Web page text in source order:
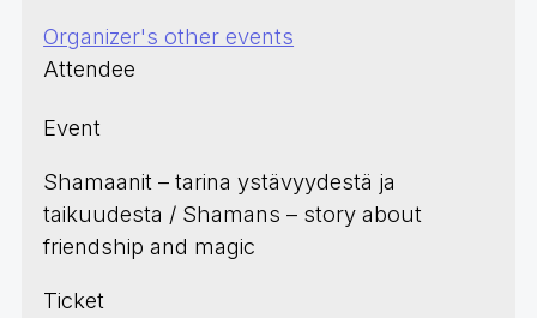
Organizer's other events
Attendee
Event
Shamaanit – tarina ystävyydestä ja
taikuudesta / Shamans – story about
friendship and magic
Ticket